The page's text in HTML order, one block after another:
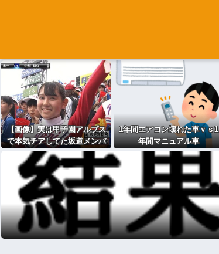
【画像】実は甲子園アルプス
で本気チアしてた坂道メンバ
ーたち
1年間エアコン壊れた車ｖｓ1
年間マニュアル車